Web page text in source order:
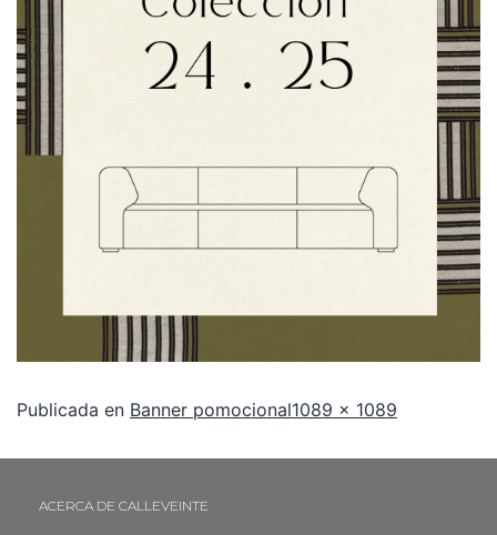
Publicada en Banner pomocional1089 × 1089
ACERCA DE CALLEVEINTE